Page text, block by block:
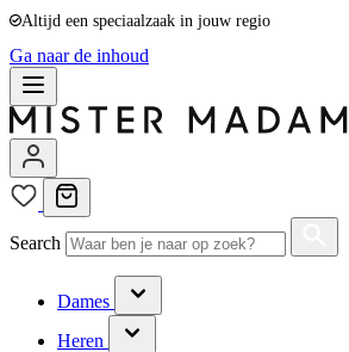
Altijd een speciaalzaak in jouw regio
Ga naar de inhoud
Search
Dames
Heren